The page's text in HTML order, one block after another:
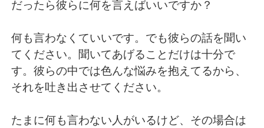
だったら彼らに何を言えばいいですか？
何も言わなくていいです。でも彼らの話を聞い
てください。聞いてあげることだけは十分で
す。彼らの中では色んな悩みを抱えてるから、
それを吐き出させてください。
たまに何も言わない人がいるけど、その場合は